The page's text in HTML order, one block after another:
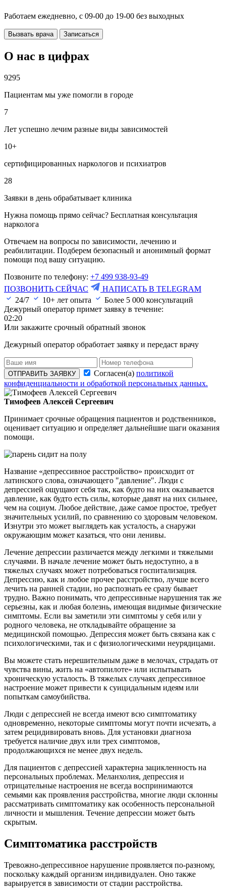
Работаем ежедневно, с 09-00 до 19-00 без выходных
Вызвать врача Записаться
О нас в цифрах
9295
Пациентам мы уже помогли в городе
7
Лет успешно лечим разные виды зависимостей
10+
сертифицированных наркологов и психиатров
28
Заявки в день обрабатывает клиника
Нужна помощь прямо сейчас? Бесплатная консультация
нарколога
Отвечаем на вопросы по зависимости, лечению и
реабилитации. Подберем безопасный и анонимный формат
помощи под вашу ситуацию.
Позвоните по телефону: +7 499 938-93-49
ПОЗВОНИТЬ СЕЙЧАС
НАПИСАТЬ В TELEGRAM
24/7
10+ лет опыта Более 5 000 консультаций
Дежурный оператор примет заявку в течение:
02:20
Или закажите срочный обратный звонок
Дежурный оператор обработает заявку и передаст врачу
ОТПРАВИТЬ ЗАЯВКУ Согласен(а) политикой
конфиденциальности и обработкой персональных данных.
Тимофеев Алексей Сергеевич
Принимает срочные обращения пациентов и родственников,
оценивает ситуацию и определяет дальнейшие шаги оказания
помощи.
Название «депрессивное расстройство» происходит от
латинского слова, означающего "давление". Люди с
депрессией ощущают себя так, как будто на них оказывается
давление, как будто есть силы, которые давят на них сильнее,
чем на социум. Любое действие, даже самое простое, требует
значительных усилий, по сравнению со здоровым человеком.
Изнутри это может выглядеть как усталость, а снаружи
окружающим может казаться, что они ленивы.
Лечение депрессии различается между легкими и тяжелыми
случаями. В начале лечение может быть недоступно, а в
тяжелых случаях может потребоваться госпитализация.
Депрессию, как и любое прочее расстройство, лучше всего
лечить на ранней стадии, но распознать ее сразу бывает
трудно. Важно понимать, что депрессивные нарушения так же
серьезны, как и любая болезнь, имеющая видимые физические
симптомы. Если вы заметили эти симптомы у себя или у
родного человека, не откладывайте обращение за
медицинской помощью. Депрессия может быть связана как с
психологическими, так и с физиологическими неурядицами.
Вы можете стать нерешительным даже в мелочах, страдать от
чувства вины, жить на «автопилоте» или испытывать
хроническую усталость. В тяжелых случаях депрессивное
настроение может привести к суицидальным идеям или
попыткам самоубийства.
Люди с депрессией не всегда имеют всю симптоматику
одновременно, некоторые симптомы могут почти исчезать, а
затем рецидивировать вновь. Для установки диагноза
требуется наличие двух или трех симптомов,
продолжающихся не менее двух недель.
Для пациентов с депрессией характерна зацикленность на
персональных проблемах. Меланхолия, депрессия и
отрицательные настроения не всегда воспринимаются
семьями как проявления расстройства, многие люди склонны
рассматривать симптоматику как особенность персональной
личности и мышления. Течение депрессии может быть
скрытым.
Симптоматика расстройств
Тревожно-депрессивное нарушение проявляется по-разному,
поскольку каждый организм индивидуален. Оно также
варьируется в зависимости от стадии расстройства.